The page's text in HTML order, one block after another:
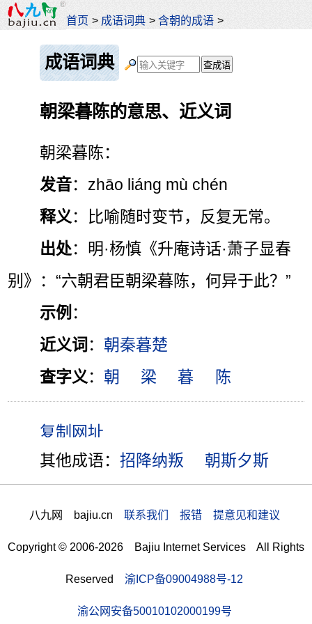
首页 > 成语词典 >含朝的成语 >
成语词典
朝梁暮陈的意思、近义词
朝梁暮陈：
发音：zhāo liáng mù chén
释义 ：比喻随时变节，反复无常。
出处：明·杨慎《升庵诗话·萧子显春
别》：“六朝君臣朝梁暮陈，何异于此？”
示例 ：
近义词 ： 朝秦暮楚
查字义 ： 朝 梁 暮 陈
其他成语：招降纳叛 朝斯夕斯
八九网 bajiu.cn 联系我们 报错 提意见和建议
Copyright © 2006-2026 Bajiu Internet Services All Rights
Reserved 渝ICP备09004988号-12
渝公网安备50010102000199号